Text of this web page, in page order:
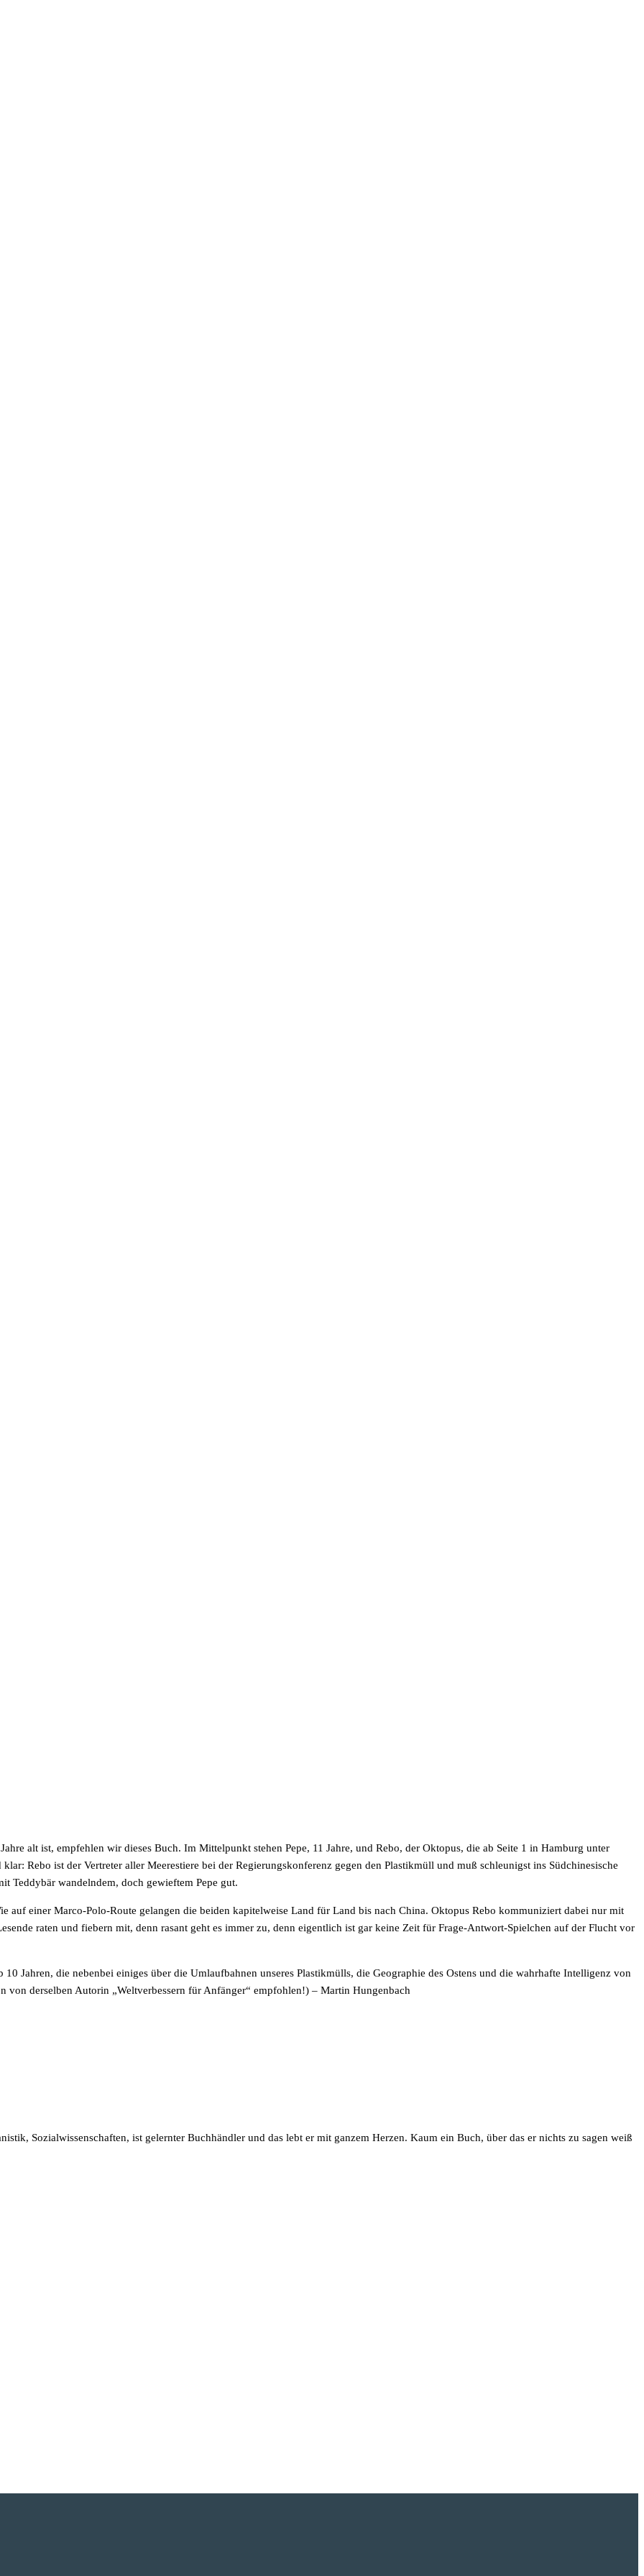
alt ist, empfehlen wir dieses Buch. Im Mittelpunkt stehen Pepe, 11 Jahre, und Rebo, der Oktopus, die ab Seite 1 in Hamburg unter
Rebo ist der Vertreter aller Meerestiere bei der Regierungskonferenz gegen den Plastikmüll und muß schleunigst ins Südchinesische
Teddybär wandelndem, doch gewieftem Pepe gut.
auf einer Marco-Polo-Route gelangen die beiden kapitelweise Land für Land bis nach China. Oktopus Rebo kommuniziert dabei nur mit
raten und fiebern mit, denn rasant geht es immer zu, denn eigentlich ist gar keine Zeit für Frage-Antwort-Spielchen auf der Flucht vor
Jahren, die nebenbei einiges über die Umlaufbahnen unseres Plastikmülls, die Geographie des Ostens und die wahrhafte Intelligenz von
von derselben Autorin „Weltverbessern für Anfänger“ empfohlen!) – Martin Hungenbach
Sozialwissenschaften, ist gelernter Buchhändler und das lebt er mit ganzem Herzen. Kaum ein Buch, über das er nichts zu sagen weiß